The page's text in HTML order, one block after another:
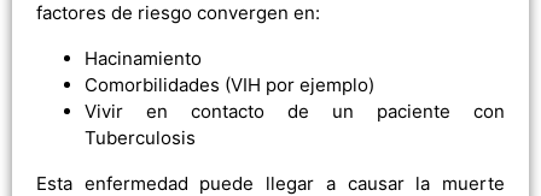
factores de riesgo convergen en:
Hacinamiento
Comorbilidades (VIH por ejemplo)
Vivir en contacto de un paciente con
Tuberculosis
Esta enfermedad puede llegar a causar la muerte